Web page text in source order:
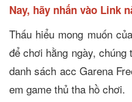
Nay, hãy nhấn vào Link
Thấu hiểu mong muốn
để chơi hằng ngày,
danh sách acc Garena
em game thủ tha hồ chơi.